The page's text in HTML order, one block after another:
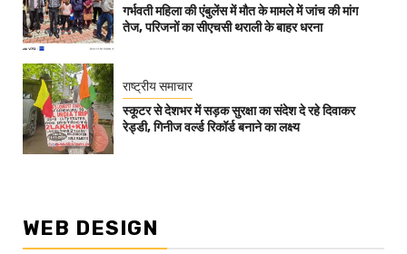
गर्भवती महिला की एंबुलेंस में मौत के मामले में जांच की मांग
तेज, परिजनों का सीएचसी थराली के बाहर धरना
राष्ट्रीय समाचार
स्कूटर से देशभर में सड़क सुरक्षा का संदेश दे रहे दिवाकर
रेड्डी, गिनीज वर्ल्ड रिकॉर्ड बनाने का लक्ष्य
WEB DESIGN